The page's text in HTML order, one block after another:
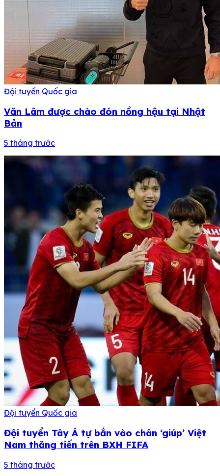
Đội tuyển Quốc gia
Văn Lâm được chào đón nồng hậu tại Nhật
Bản
5 tháng trước
Đội tuyển Quốc gia
Đội tuyển Tây Á tự bắn vào chân ‘giúp’ Việt
Nam thăng tiến trên BXH FIFA
5 tháng trước